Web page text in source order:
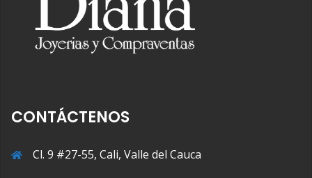
CONTÁCTENOS
Cl. 9 #27-55, Cali, Valle del Cauca